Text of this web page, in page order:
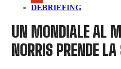
DEBRIEFING
UN MONDIALE AL
NORRIS PRENDE